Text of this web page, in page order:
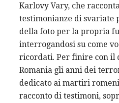
Karlovy Vary, che
testimonianze di svariate
della foto per la propria
interrogandosi su come
ricordati. Per finire con il
Romania gli anni dei
dedicato ai martiri
racconto di testimoni,